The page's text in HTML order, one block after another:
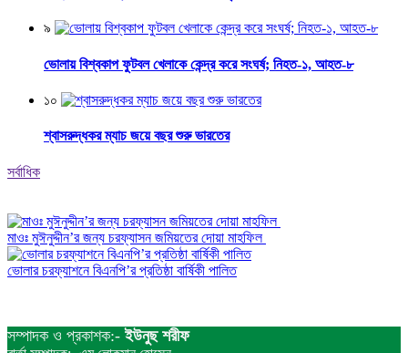
৯
ভোলায় বিশ্বকাপ ফুটবল খেলাকে কেন্দ্র করে সংঘর্ষ; নিহত-১, আহত-৮
১০
শ্বাসরুদ্ধকর ম্যাচ জয়ে বছর শুরু ভারতের
সর্বাধিক
মাওঃ মুঈনুদ্দীন’র জন্য চরফ্যাসন জমিয়তের দোয়া মাহফিল
ভোলার চরফ্যাশনে বিএনপি’র প্রতিষ্ঠা বার্ষিকী পালিত
সম্পাদক ও প্রকাশক:-ইউনুছ শরীফ